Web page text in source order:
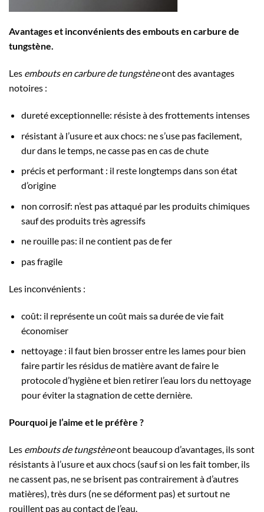
Avantages et inconvénients des embouts en carbure de
tungstène.
Les embouts en carbure de tungstèneont des avantages
notoires :
dureté exceptionnelle: résiste à des frottements intenses
résistant à l’usure et aux chocs: ne s’use pas facilement,
dur dans le temps, ne casse pas en cas de chute
précis et performant : il reste longtemps dans son état
d’origine
non corrosif: n’est pas attaqué par les produits chimiques
sauf des produits très agressifs
ne rouille pas: il ne contient pas de fer
pas fragile
Les inconvénients :
coût: il représente un coût mais sa durée de vie fait
économiser
nettoyage : il faut bien brosser entre les lames pour bien
faire partir les résidus de matière avant de faire le
protocole d’hygiène et bien retirer l’eau lors du nettoyage
pour éviter la stagnation de cette dernière.
Pourquoi je l’aime et le préfère ?
Les embouts de tungstèneont beaucoup d’avantages, ils sont
résistants à l’usure et aux chocs (sauf si on les fait tomber, ils
ne cassent pas, ne se brisent pas contrairement à d’autres
matières), très durs (ne se déforment pas) et surtout ne
rouillent pas au contact de l’eau.